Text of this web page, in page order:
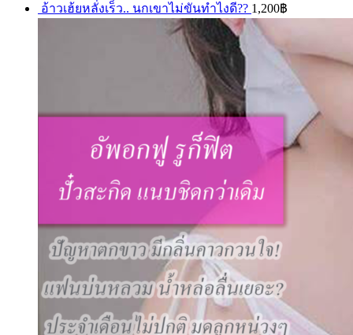
อ้าวเฮ้ยหลั่งเร็ว.. นกเขาไม่ขันทำไงดี?? 1,200฿